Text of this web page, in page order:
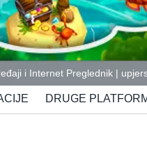
i Internet Preglednik |
DRUGE